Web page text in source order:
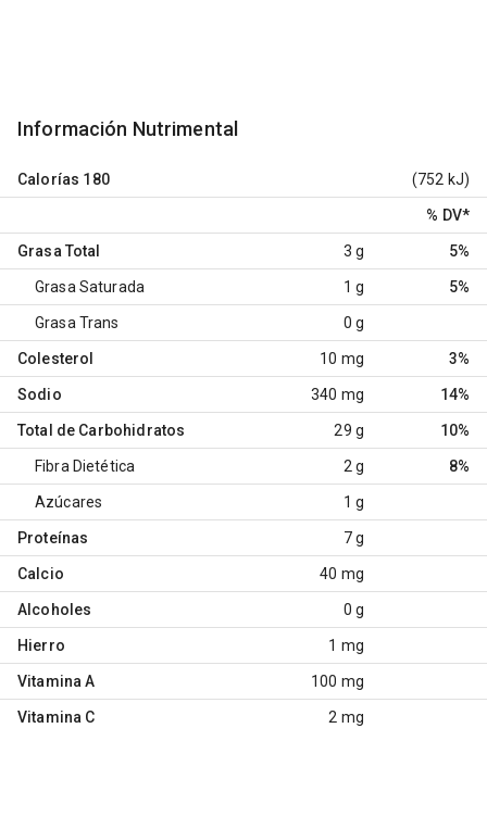
Información Nutrimental
Calorías 180 (752 kJ)
% DV*
Grasa Total 3 g 5%
Grasa Saturada 1 g 5%
Grasa Trans 0 g
Colesterol 10 mg 3%
Sodio 340 mg 14%
Total de Carbohidratos 29 g 10%
Fibra Dietética 2 g 8%
Azúcares 1 g
Proteínas 7 g
Calcio 40 mg
Alcoholes 0 g
Hierro 1 mg
Vitamina A 100 mg
Vitamina C 2 mg